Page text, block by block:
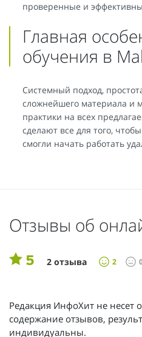
проверенные и
Главная
обучения в
Системный подход,
сложнейшего материала и
практики на всех
сделают все для того,
смогли начать работать
Отзывы об
5 2 отзыва 2
Редакция ИнфоХит не несет
содержание отзывов,
индивидуальны.